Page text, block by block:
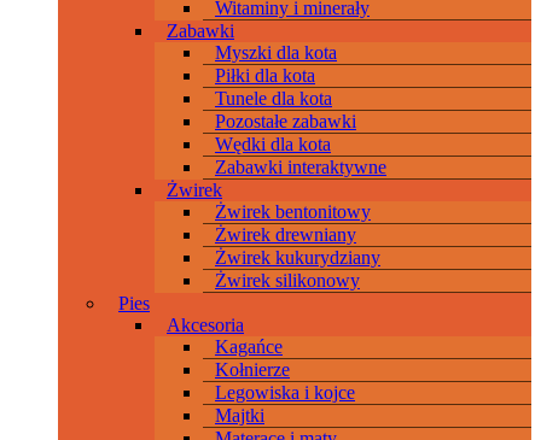
Witaminy i minerały
Zabawki
Myszki dla kota
Piłki dla kota
Tunele dla kota
Pozostałe zabawki
Wędki dla kota
Zabawki interaktywne
Żwirek
Żwirek bentonitowy
Żwirek drewniany
Żwirek kukurydziany
Żwirek silikonowy
Pies
Akcesoria
Kagańce
Kołnierze
Legowiska i kojce
Majtki